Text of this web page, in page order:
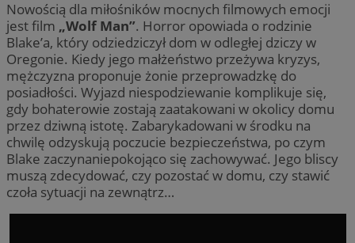
Nowością dla miłośników mocnych filmowych emocji
jest film „Wolf Man”. Horror opowiada o rodzinie
Blake’a, który odziedziczył dom w odległej dziczy w
Oregonie. Kiedy jego małżeństwo przeżywa kryzys,
mężczyzna proponuje żonie przeprowadzkę do
posiadłości. Wyjazd niespodziewanie komplikuje się,
gdy bohaterowie zostają zaatakowani w okolicy domu
przez dziwną istotę. Zabarykadowani w środku na
chwilę odzyskują poczucie bezpieczeństwa, po czym
Blake zaczynaniepokojąco się zachowywać. Jego bliscy
muszą zdecydować, czy pozostać w domu, czy stawić
czoła sytuacji na zewnątrz…